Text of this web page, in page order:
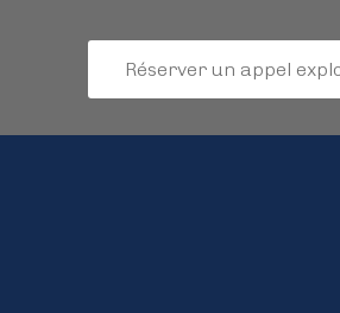
Réserver un appel